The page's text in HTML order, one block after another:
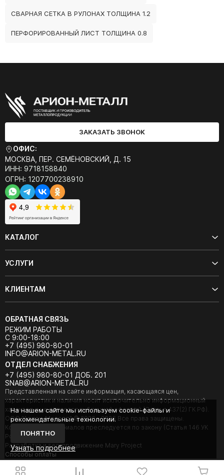
СВАРНАЯ СЕТКА В РУЛОНАХ ТОЛЩИНА 1.2
ПЕРФОРИРОВАННЫЙ ЛИСТ ТОЛЩИНА 0.8
ЗАКАЗАТЬ ЗВОНОК
ОФИС:
МОСКВА, ПЕР. СЕМЁНОВСКИЙ, Д. 15
ИНН: 9718158840
ОГРН: 1207700238910
КАТАЛОГ
УСЛУГИ
КЛИЕНТАМ
ОБРАТНАЯ СВЯЗЬ
РЕЖИМ РАБОТЫ
С 9:00-18:00
+7 (495) 980-80-01
INFO@ARION-METAL.RU
ОТДЕЛ СНАБЖЕНИЯ
+7 (495) 980-80-01 ДОБ. 201
SNAB@ARION-METAL.RU
Представленная на сайте информация, касающаяся цен,
характеристик и наличия носит исключительно информационный
характер и не является публичной офертой (Статья 437(2) ГК РФ).
ООО "Арион-Металл" © 2020 - 2026 Все права защищены.
Копирование материалов преследуется по закону (Статья 146 УК
РФ).
Разработка и seo-продвижение Mary Project
Cпособы оплаты
На нашем сайте мы используем cookie-файлы и
рекомендательные технологии.
ПОНЯТНО
Узнать подробнее